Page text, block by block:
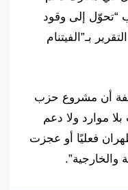
“تحوّل إلى وقود
بـ”الفيتنام
أن مشروع حزب
بلا موارد ولا دعم
فعليًا أو عجزت